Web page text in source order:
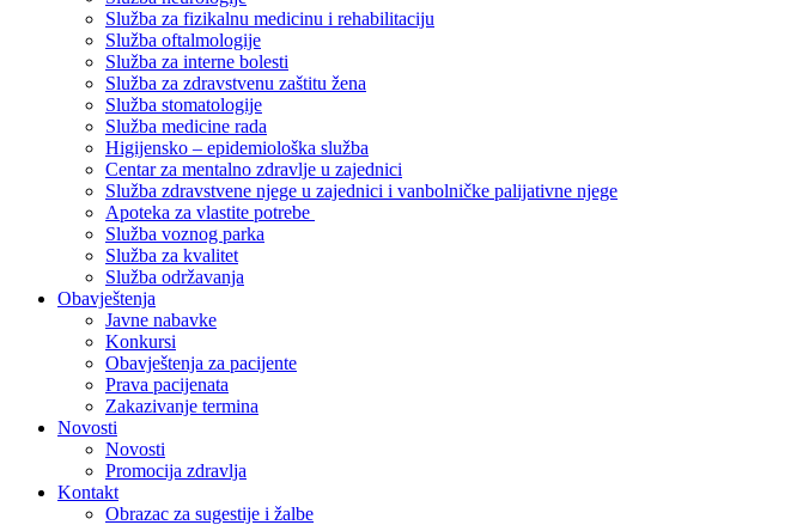
Služba za fizikalnu medicinu i rehabilitaciju
Služba oftalmologije
Služba za interne bolesti
Služba za zdravstvenu zaštitu žena
Služba stomatologije
Služba medicine rada
Higijensko – epidemiološka služba
Centar za mentalno zdravlje u zajednici
Služba zdravstvene njege u zajednici i vanbolničke palijativne njege
Apoteka za vlastite potrebe
Služba voznog parka
Služba za kvalitet
Služba održavanja
Obavještenja
Javne nabavke
Konkursi
Obavještenja za pacijente
Prava pacijenata
Zakazivanje termina
Novosti
Novosti
Promocija zdravlja
Kontakt
Obrazac za sugestije i žalbe